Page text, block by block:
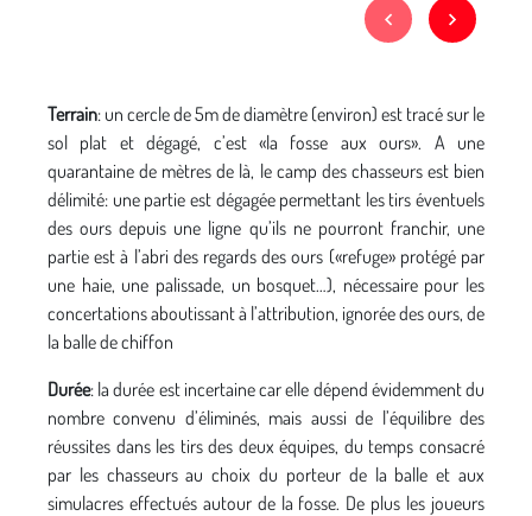
Terrain: un cercle de 5m de diamètre (environ) est tracé sur le
sol plat et dégagé, c’est «la fosse aux ours». A une
quarantaine de mètres de là, le camp des chasseurs est bien
délimité: une partie est dégagée permettant les tirs éventuels
des ours depuis une ligne qu’ils ne pourront franchir, une
partie est à l’abri des regards des ours («refuge» protégé par
une haie, une palissade, un bosquet…), nécessaire pour les
concertations aboutissant à l’attribution, ignorée des ours, de
la balle de chiffon
Durée: la durée est incertaine car elle dépend évidemment du
nombre convenu d’éliminés, mais aussi de l’équilibre des
réussites dans les tirs des deux équipes, du temps consacré
par les chasseurs au choix du porteur de la balle et aux
simulacres effectués autour de la fosse. De plus les joueurs